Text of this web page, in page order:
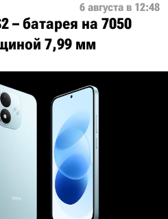
6 августа в 12:48
– батарея на 7050
7,99 мм